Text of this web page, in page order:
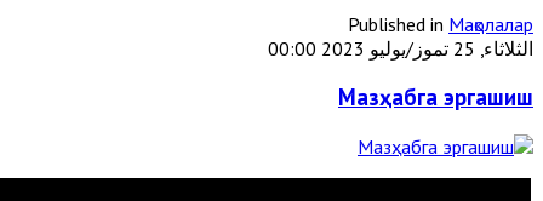
Published in Мақолалар
الثلاثاء, 25 تموز/يوليو 2023 00:00
Мазҳабга эргашиш